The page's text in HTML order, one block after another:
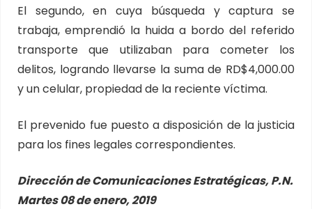
El segundo, en cuya búsqueda y captura se
trabaja, emprendió la huida a bordo del referido
transporte que utilizaban para cometer los
delitos, logrando llevarse la suma de RD$4,000.00
y un celular, propiedad de la reciente víctima.
El prevenido fue puesto a disposición de la justicia
para los fines legales correspondientes.
Dirección de Comunicaciones Estratégicas, P.N.
Martes 08 de enero, 2019